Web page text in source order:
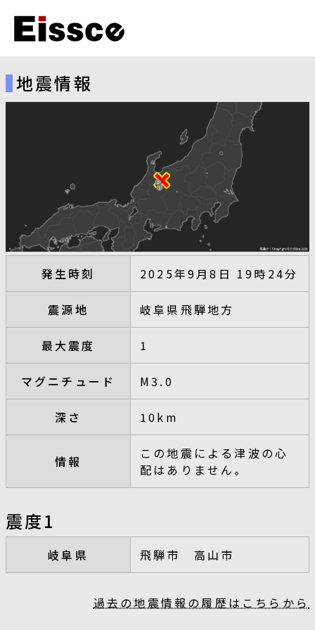
地震情報
発生時刻 2025年9月8日 19時24分
震源地 岐阜県飛騨地方
最大震度 1
マグニチュード M3.0
深さ 10km
情報
この地震による津波の心
配はありません。
震度1
岐阜県 飛騨市 高山市
過去の地震情報の履歴はこちらから